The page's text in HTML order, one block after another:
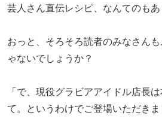
芸人さん直伝レシピ、なんてのもあ
おっと、そろそろ読者のみなさん
ゃないでしょうか？
「で、現役グラビアアイドル店長
て。というわけでご登場いただきま